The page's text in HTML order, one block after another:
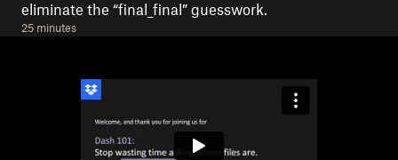
eliminate the “final_final” guesswork.
25 minutes